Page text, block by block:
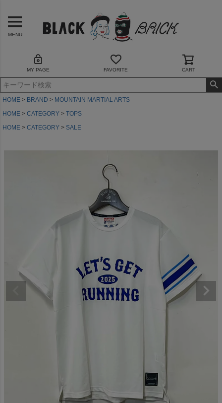
MENU
MY PAGE FAVORITE CART
HOME BRAND
MOUNTAIN MARTIAL ARTS
HOME
CATEGORY
TOPS
HOME
CATEGORY SALE